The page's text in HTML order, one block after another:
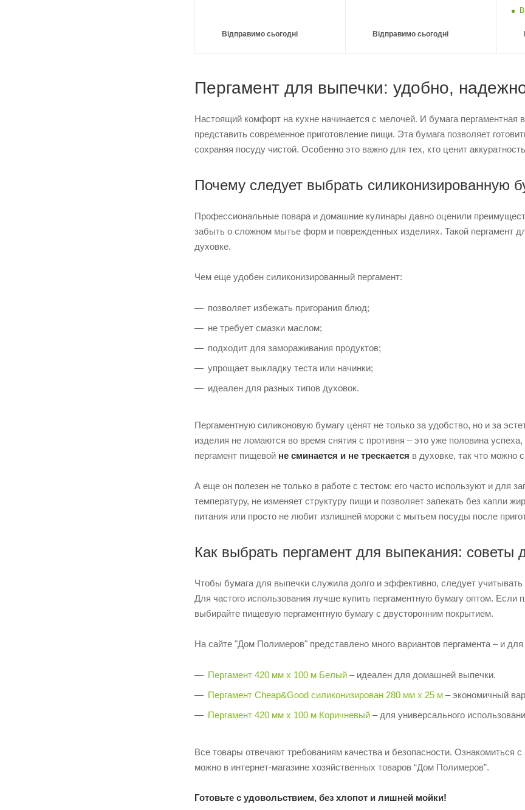
Відправимо сьогодні Відправимо сьогодні
Пергамент для выпечки: удобно,
Настоящий комфорт на кухне начинается с мелочей. И бумага пергаментная
представить современное приготовление пищи. Эта бумага позволяет
сохраняя посуду чистой. Особенно это важно для тех, кто ценит
Почему следует выбрать силиконизированную
Профессиональные повара и домашние кулинары давно оценили
забыть о сложном мытье форм и поврежденных изделиях. Такой пергамент
духовке.
Чем еще удобен силиконизированный пергамент:
позволяет избежать пригорания блюд;
не требует смазки маслом;
подходит для замораживания продуктов;
упрощает выкладку теста или начинки;
идеален для разных типов духовок.
Пергаментную силиконовую бумагу ценят не только за удобство, но и за
изделия не ломаются во время снятия с противня – это уже половина
пергамент пищевой не сминается и не трескается в духовке, так что можно
А еще он полезен не только в работе с тестом: его часто используют и для
температуру, не изменяет структуру пищи и позволяет запекать без капли
питания или просто не любит излишней мороки с мытьем посуды после
Как выбрать пергамент для выпекания: советы
Чтобы бумага для выпечки служила долго и эффективно, следует
Для частого использования лучше купить пергаментную бумагу оптом. Если
выбирайте пищевую пергаментную бумагу с двусторонним покрытием.
На сайте "Дом Полимеров" представлено много вариантов пергамента – и
Пергамент 420 мм х 100 м Белый – идеален для домашней выпечки.
Пергамент Cheap&Good силиконизирован 280 мм х 25 м – экономичный
Пергамент 420 мм х 100 м Коричневый – для универсального
Все товары отвечают требованиям качества и безопасности. Ознакомиться
можно в интернет-магазине хозяйственных товаров “Дом Полимеров”.
Готовьте с удовольствием, без хлопот и лишней мойки!